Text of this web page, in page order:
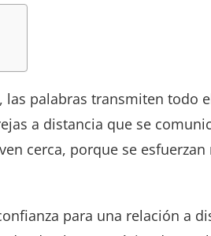
las palabras transmiten todo
a distancia que se
cerca, porque se
para una relación a